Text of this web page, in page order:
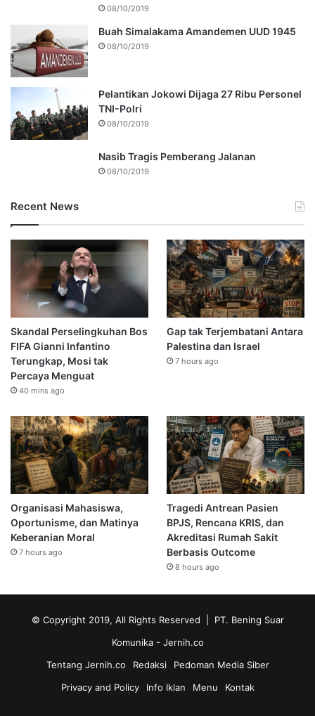
08/10/2019
Buah Simalakama Amandemen UUD 1945
08/10/2019
Pelantikan Jokowi Dijaga 27 Ribu Personel
TNI-Polri
08/10/2019
Nasib Tragis Pemberang Jalanan
08/10/2019
Recent News
Skandal Perselingkuhan Bos
FIFA Gianni Infantino
Terungkap, Mosi tak
Percaya Menguat
40 mins ago
Gap tak Terjembatani Antara
Palestina dan Israel
7 hours ago
Organisasi Mahasiswa,
Oportunisme, dan Matinya
Keberanian Moral
7 hours ago
Tragedi Antrean Pasien
BPJS, Rencana KRIS, dan
Akreditasi Rumah Sakit
Berbasis Outcome
8 hours ago
© Copyright 2019, All Rights Reserved | PT. Bening Suar
Komunika - Jernih.co
Tentang Jernih.co
Redaksi
Pedoman Media Siber
Privacy and Policy
Info Iklan Menu Kontak